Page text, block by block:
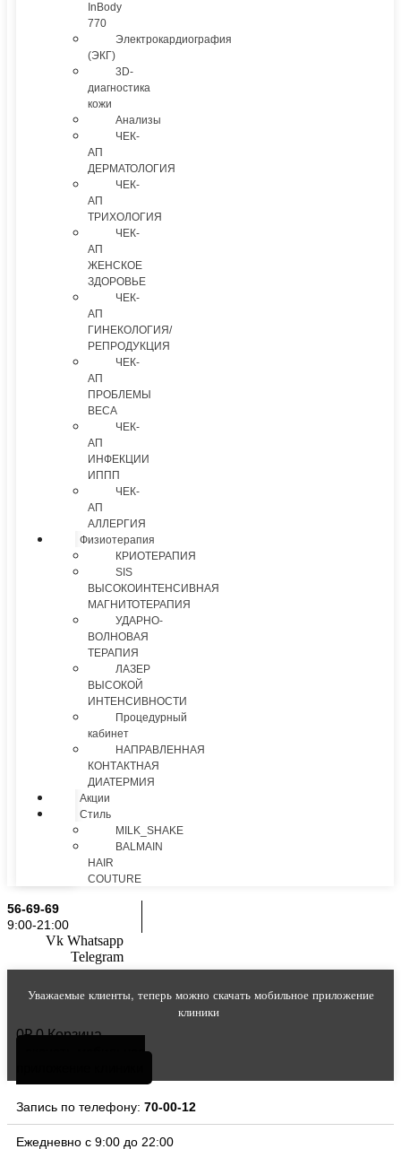
InBody
770
Электрокардиография
(ЭКГ)
3D-
диагностика
кожи
Анализы
ЧЕК-
АП
ДЕРМАТОЛОГИЯ
ЧЕК-
АП
ТРИХОЛОГИЯ
ЧЕК-
АП
ЖЕНСКОЕ
ЗДОРОВЬЕ
ЧЕК-
АП
ГИНЕКОЛОГИЯ/
РЕПРОДУКЦИЯ
ЧЕК-
АП
ПРОБЛЕМЫ
ВЕСА
ЧЕК-
АП
ИНФЕКЦИИ
ИППП
ЧЕК-
АП
АЛЛЕРГИЯ
Физиотерапия
КРИОТЕРАПИЯ
SIS
ВЫСОКОИНТЕНСИВНАЯ
МАГНИТОТЕРАПИЯ
УДАРНО-
ВОЛНОВАЯ
ТЕРАПИЯ
ЛАЗЕР
ВЫСОКОЙ
ИНТЕНСИВНОСТИ
Процедурный
кабинет
НАПРАВЛЕННАЯ
КОНТАКТНАЯ
ДИАТЕРМИЯ
Акции
Стиль
MILK_SHAKE
BALMAIN
HAIR
COUTURE
56-69-69
9:00-21:00
Vk Whatsapp
Telegram
Уважаемые клиенты, теперь можно скачать мобильное приложение
клиники
0₽ 0 Корзина
Запись по телефону: 70-00-12
Ежедневно с 9:00 до 22:00